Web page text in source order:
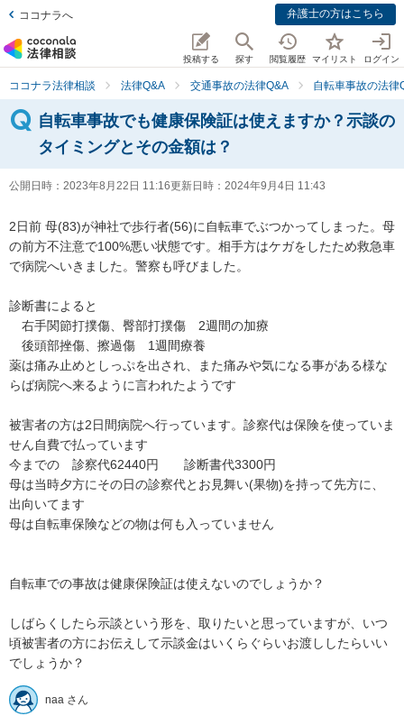
ココナラへ 弁護士の方はこちら
投稿する 探す 閲覧履歴 マイリスト ログイン
ココナラ法律相談 法律Q&A 交通事故の法律Q&A 自転車事故の法律
自転車事故でも健康保険証は使えますか？示談の
タイミングとその金額は？
公開日時： 2023年8月22日 11:16更新日時： 2024年9月4日 11:43
2日前 母(83)が神社で歩行者(56)に自転車でぶつかってしまった。母
の前方不注意で100%悪い状態です。相手方はケガをしたため救急車
で病院へいきました。警察も呼びました。
診断書によると
右手関節打撲傷、臀部打撲傷　2週間の加療
後頭部挫傷、擦過傷　1週間療養
薬は痛み止めとしっぷを出され、また痛みや気になる事がある様な
らば病院へ来るように言われたようです
被害者の方は2日間病院へ行っています。診察代は保険を使っていま
せん自費で払っています
今までの　診察代62440円　　診断書代3300円
母は当時夕方にその日の診察代とお見舞い(果物)を持って先方に、
出向いてます
母は自転車保険などの物は何も入っていません
自転車での事故は健康保険証は使えないのでしょうか？
しばらくしたら示談という形を、取りたいと思っていますが、いつ
頃被害者の方にお伝えして示談金はいくらぐらいお渡ししたらいい
でしょうか？
naa さん